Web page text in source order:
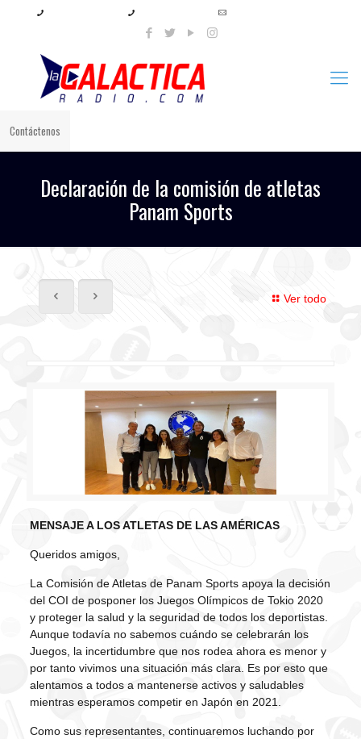
Contáctenos
Declaración de la comisión de atletas
Panam Sports
Ver todo
MENSAJE A LOS ATLETAS DE LAS AMÉRICAS
Queridos amigos,
La Comisión de Atletas de Panam Sports apoya la decisión
del COI de posponer los Juegos Olímpicos de Tokio 2020
y proteger la salud y la seguridad de todos los deportistas.
Aunque todavía no sabemos cuándo se celebrarán los
Juegos, la incertidumbre que nos rodea ahora es menor y
por tanto vivimos una situación más clara. Es por esto que
alentamos a todos a mantenerse activos y saludables
mientras esperamos competir en Japón en 2021.
Como sus representantes, continuaremos luchando por